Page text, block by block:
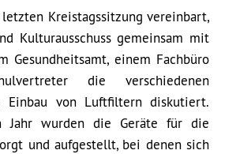
Kreistagssitzung vereinbart,
Kulturausschuss gemeinsam mit
Gesundheitsamt, einem Fachbüro
die verschiedenen
Einbau von Luftfiltern diskutiert.
Jahr wurden die Geräte für die
und aufgestellt, bei denen sich